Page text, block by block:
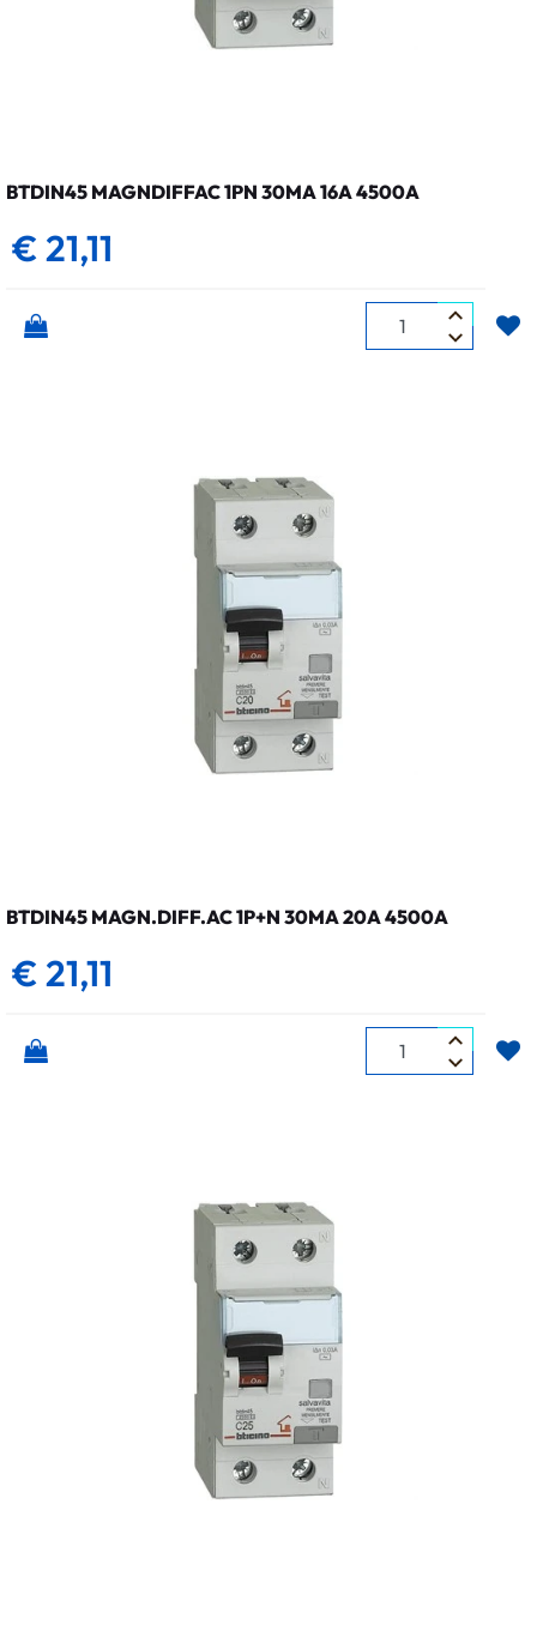
BTDIN45 MAGNDIFFAC 1PN 30MA 16A 4500A
€ 21,11
Quantità
BTDIN45 MAGN.DIFF.AC 1P+N 30MA 20A 4500A
€ 21,11
Quantità